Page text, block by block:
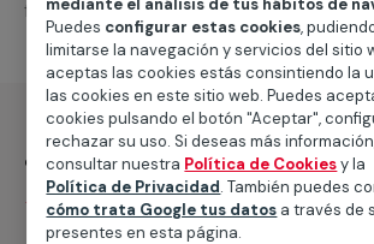
falta para completar tu proyecto.
¿Qué incluye?
Desplazamiento
Puedes configurar estas cookies,
limitarse la navegación y servicios del sitio
aceptas las cookies estás consintiendo la
las cookies en este sitio web. Puedes
cookies pulsando el botón "Aceptar",
rechazar su uso. Si deseas más
consultar nuestra Política de Cookiesy la
Política de Privacidad. También puedes
cómo trata Google tus datos a través de
presentes en esta página.